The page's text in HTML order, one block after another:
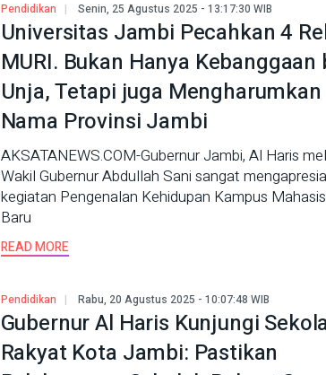
Pendidikan Senin, 25 Agustus 2025 - 13:17:30 WIB
Universitas Jambi Pecahkan 4
MURI. Bukan Hanya Kebanggaan
Unja, Tetapi juga Mengharumkan
Nama Provinsi Jambi
AKSATANEWS.COM-Gubernur Jambi, Al Haris
Wakil Gubernur Abdullah Sani sangat
kegiatan Pengenalan Kehidupan Kampus
Baru
READ MORE
Pendidikan Rabu, 20 Agustus 2025 - 10:07:48 WIB
Gubernur Al Haris Kunjungi
Rakyat Kota Jambi: Pastikan